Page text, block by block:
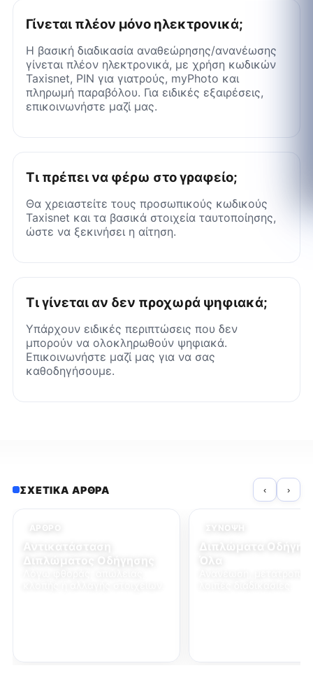
Γίνεται πλέον μόνο ηλεκτρονικά;
Η βασική διαδικασία αναθεώρησης/ανανέωσης
γίνεται πλέον ηλεκτρονικά, με χρήση κωδικών
Taxisnet, PIN για γιατρούς, myPhoto και
πληρωμή παραβόλου. Για ειδικές εξαιρέσεις,
επικοινωνήστε μαζί μας.
Τι πρέπει να φέρω στο γραφείο;
Θα χρειαστείτε τους προσωπικούς κωδικούς
Taxisnet και τα βασικά στοιχεία ταυτοποίησης,
ώστε να ξεκινήσει η αίτηση.
Τι γίνεται αν δεν προχωρά ψηφιακά;
Υπάρχουν ειδικές περιπτώσεις που δεν
μπορούν να ολοκληρωθούν ψηφιακά.
Επικοινωνήστε μαζί μας για να σας
καθοδηγήσουμε.
ΣΧΕΤΙΚΆ ΆΡΘΡΑ ‹ ›
ΆΡΘΡΟ
Αντικατάσταση
Διπλώματος Οδήγησης
ΣΎΝΟΨΗ
Διπλώματα
Όλα